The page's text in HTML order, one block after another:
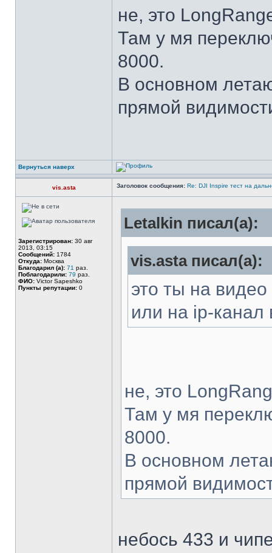
не, это
Там у мя
8000.
В основном
прямой
Вернуться наверх
vis.asta Заголовок сообщения: Re: DJI Inspire тест на
Зарегистрирован: 30 авг
2013, 03:15
Сообщений: 1784
Откуда: Москва
Благодарил (а): 71 раз.
Поблагодарили: 79 раз.
ФИО: Victor Sapeshko
Пункты репутации: 0
Letalkin писал(а):
vis.asta писал(а):
это ты на
или на ip-
не, это
Там у мя
8000.
В основном
прямой
небось 433 и